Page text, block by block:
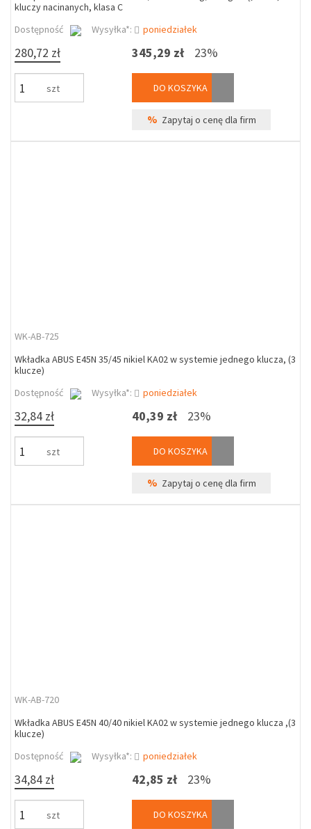
kluczy nacinanych, klasa C
Dostępność
Wysyłka*: poniedziałek
280,72 zł
szt
345,29 zł 23%
DO KOSZYKA
% Zapytaj o cenę dla firm
WK-AB-725
Wkładka ABUS E45N 35/45 nikiel KA02 w systemie jednego klucza, (3
klucze)
Dostępność
Wysyłka*: poniedziałek
32,84 zł
szt
40,39 zł 23%
DO KOSZYKA
% Zapytaj o cenę dla firm
WK-AB-720
Wkładka ABUS E45N 40/40 nikiel KA02 w systemie jednego klucza ,(3
klucze)
Dostępność
Wysyłka*: poniedziałek
34,84 zł
szt
42,85 zł 23%
DO KOSZYKA